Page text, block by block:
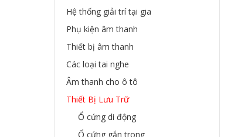
Hệ thống giải trí tại gia
Phụ kiện âm thanh
Thiết bị âm thanh
Các loại tai nghe
Âm thanh cho ô tô
Thiết Bị Lưu Trữ
Ổ cứng di động
Ổ cứng gắn trong